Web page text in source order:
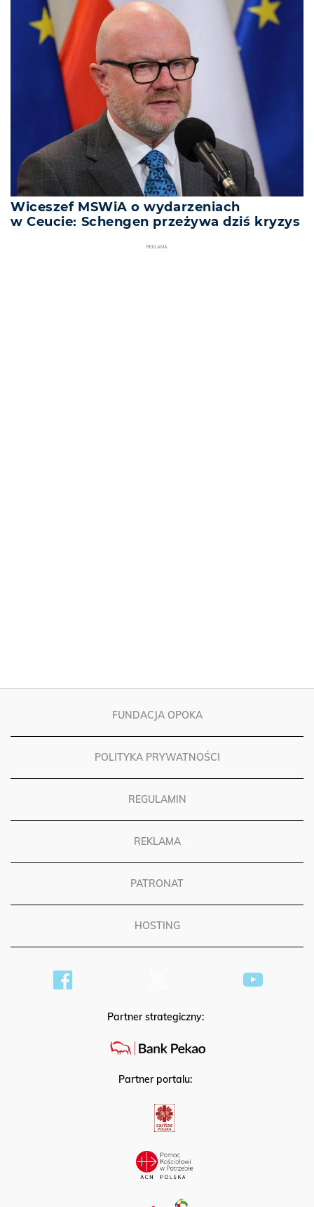
Wiceszef MSWiA o wydarzeniach
w Ceucie: Schengen przeżywa dziś kryzys
REKLAMA
FUNDACJA OPOKA
POLITYKA PRYWATNOŚCI
REGULAMIN
REKLAMA
PATRONAT
HOSTING
Partner strategiczny:
Partner portalu: